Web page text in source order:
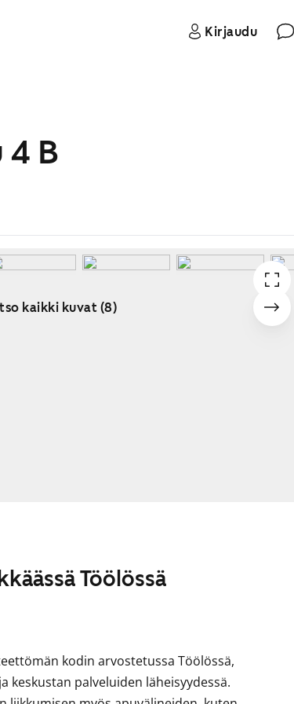
Kirjaudu
B
kaikki kuvat (8)
Töölössä
kodin arvostetussa Töölössä,
keskustan palveluiden läheisyydessä.